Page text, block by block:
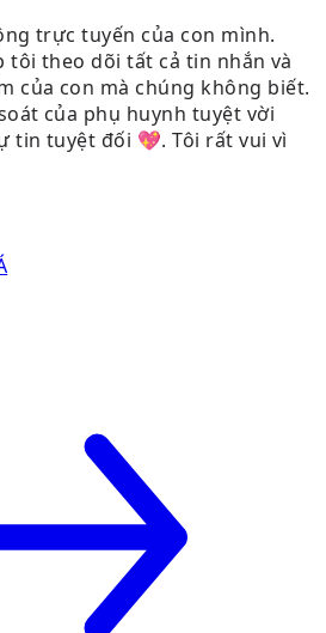
trực tuyến của con mình.
tôi theo dõi tất cả tin nhắn và
của con mà chúng không biết.
của phụ huynh tuyệt vời
tin tuyệt đối 💖. Tôi rất vui vì